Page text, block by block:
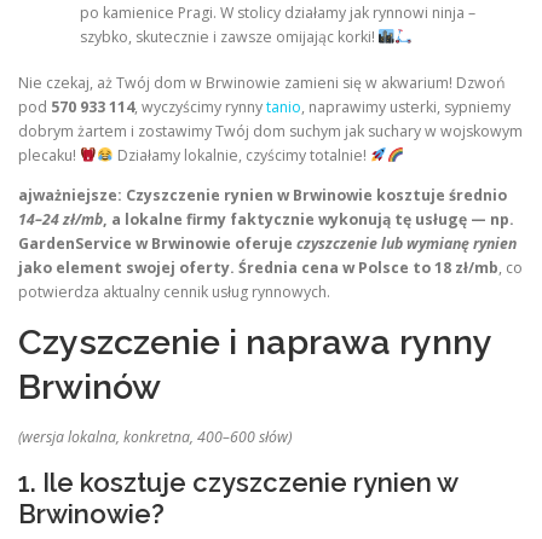
po kamienice Pragi. W stolicy działamy jak rynnowi ninja –
szybko, skutecznie i zawsze omijając korki!
Nie czekaj, aż Twój dom w Brwinowie zamieni się w akwarium! Dzwoń
pod 570 933 114, wyczyścimy rynnytanio, naprawimy usterki, sypniemy
dobrym żartem i zostawimy Twój dom suchym jak suchary w wojskowym
plecaku!
Działamy lokalnie, czyścimy totalnie!
ajważniejsze: Czyszczenie rynien w Brwinowie kosztuje średnio
14–24 zł/mb, a lokalne firmy faktycznie wykonują tę usługę — np.
GardenService w Brwinowie oferuje czyszczenie lub wymianę rynien
jako element swojej oferty. Średnia cena w Polsce to 18 zł/mb, co
potwierdza aktualny cennik usług rynnowych.
Czyszczenie i naprawa rynny
Brwinów
(wersja lokalna, konkretna, 400–600 słów)
1. Ile kosztuje czyszczenie rynien w
Brwinowie?